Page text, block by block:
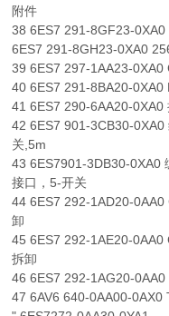
附件
38 6ES7 291-8GF23-
6ES7 291-8GH23-0XA0
39 6ES7 297-1AA23-0XA0
40 6ES7 291-8BA20-0XA0
41 6ES7 290-6AA20-0XA0
42 6ES7 901-3CB30-
关,5m
43 6ES7901-3DB30-0XA0
接口，5-开关
44 6ES7 292-1AD20-
卸
45 6ES7 292-1AE20-
拆卸
46 6ES7 292-1AG20-
47 6AV6 640-0AA00-0AX0